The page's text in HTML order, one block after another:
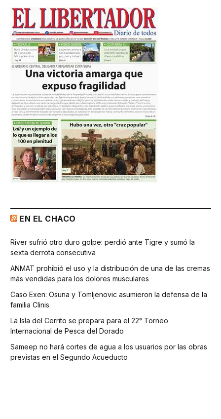
EN EL CHACO
River sufrió otro duro golpe: perdió ante Tigre y sumó la
sexta derrota consecutiva
ANMAT prohibió el uso y la distribución de una de las cremas
más vendidas para los dolores musculares
Caso Exen: Osuna y Tomljenovic asumieron la defensa de la
familia Clinis
La Isla del Cerrito se prepara para el 22° Torneo
Internacional de Pesca del Dorado
Sameep no hará cortes de agua a los usuarios por las obras
previstas en el Segundo Acueducto